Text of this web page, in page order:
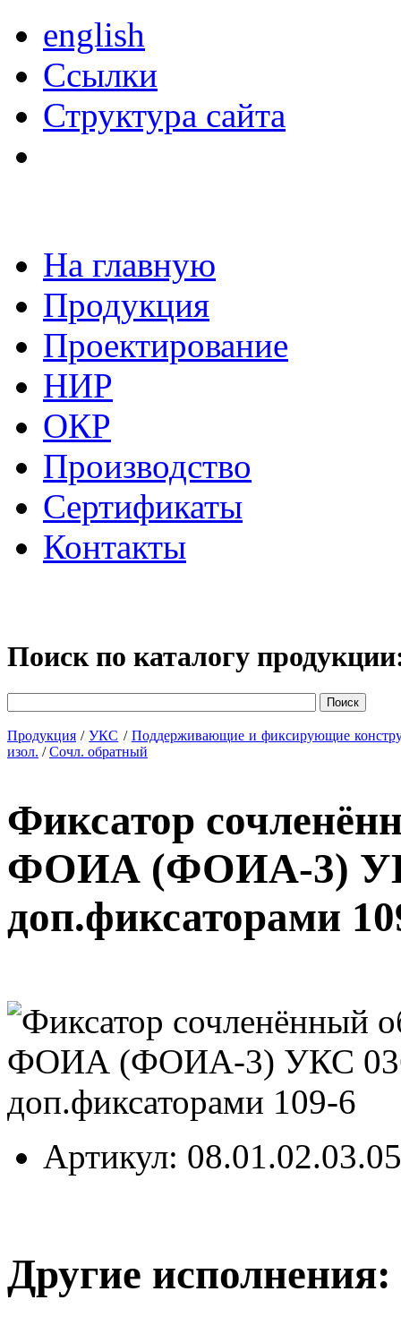
english
Ссылки
Структура сайта
На главную
Продукция
Проектирование
НИР
ОКР
Производство
Сертификаты
Контакты
Поиск по каталогу
Продукция /УКС / Поддерживающие и фиксирующие
изол. /Сочл. обратный
Фиксатор
ФОИА (ФОИА-3)
доп.фиксаторами
Артикул:
Другие исполнения: